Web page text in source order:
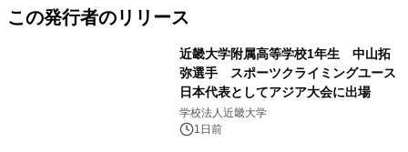
この発行者のリリース
近畿大学附属高等学校1年生 中山拓
弥選手 スポーツクライミングユース
日本代表としてアジア大会に出場
学校法人近畿大学
1日前